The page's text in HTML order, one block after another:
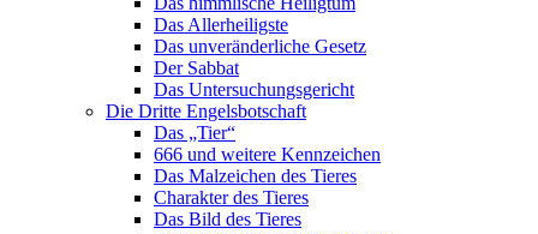
Das Allerheiligste
Das unveränderliche Gesetz
Der Sabbat
Das Untersuchungsgericht
Die Dritte Engelsbotschaft
Das „Tier“
666 und weitere Kennzeichen
Das Malzeichen des Tieres
Charakter des Tieres
Das Bild des Tieres